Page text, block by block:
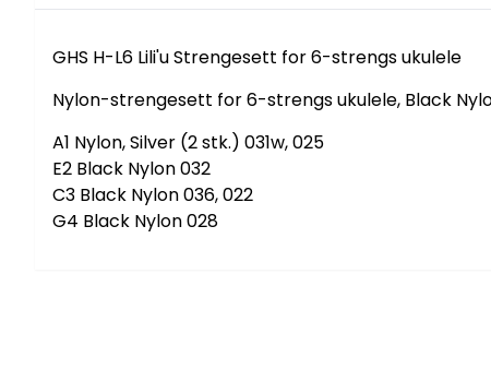
GHS H-L6 Lili'u Strengesett for 6-strengs ukulele
Nylon-strengesett for 6-strengs ukulele, Black
A1 Nylon, Silver (2 stk.) 031w, 025
E2 Black Nylon 032
C3 Black Nylon 036, 022
G4 Black Nylon 028